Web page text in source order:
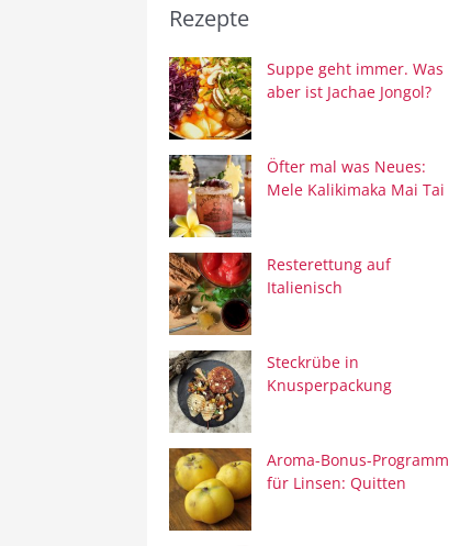
Rezepte
Suppe geht immer. Was
aber ist Jachae Jongol?
Öfter mal was Neues:
Mele Kalikimaka Mai Tai
Resterettung auf
Italienisch
Steckrübe in
Knusperpackung
Aroma-Bonus-Programm
für Linsen: Quitten